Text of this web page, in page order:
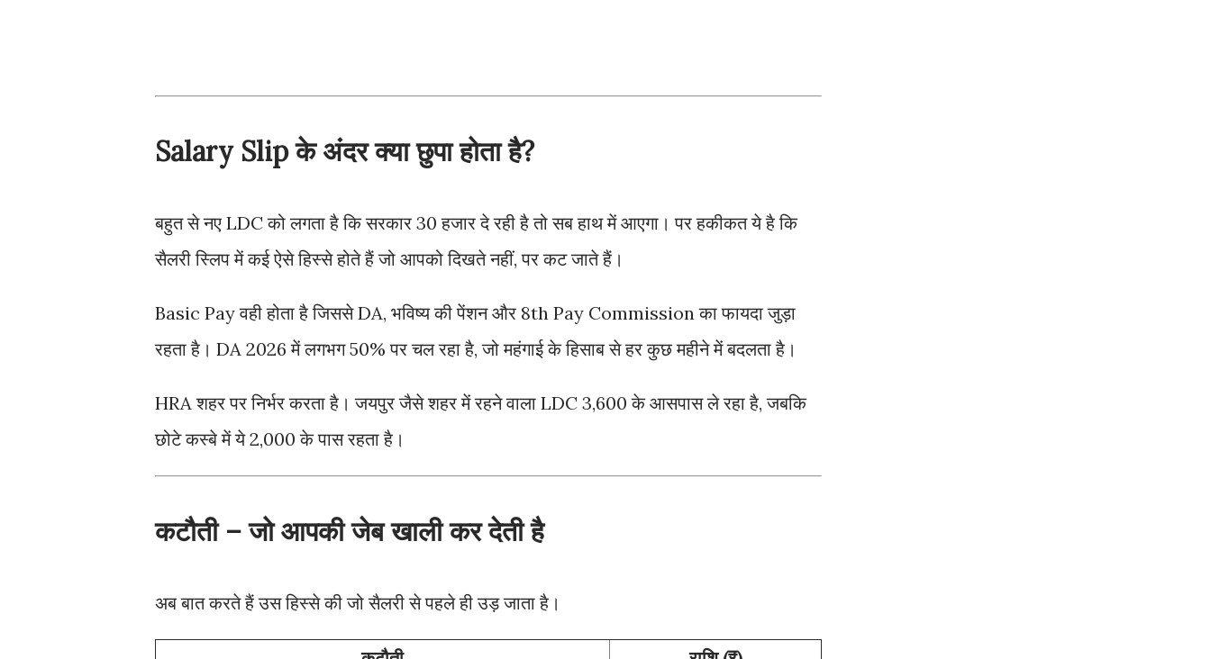
Salary Slip के अंदर क्या छुपा होता है?
बहुत से नए LDC को लगता है कि सरकार 30 हजार दे रही है तो सब हाथ में आएगा। पर हकीकत ये है कि
सैलरी स्लिप में कई ऐसे हिस्से होते हैं जो आपको दिखते नहीं, पर कट जाते हैं।
Basic Pay वही होता है जिससे DA, भविष्य की पेंशन और 8th Pay Commission का फायदा जुड़ा
रहता है। DA 2026 में लगभग 50% पर चल रहा है, जो महंगाई के हिसाब से हर कुछ महीने में बदलता है।
HRA शहर पर निर्भर करता है। जयपुर जैसे शहर में रहने वाला LDC 3,600 के आसपास ले रहा है, जबकि
छोटे कस्बे में ये 2,000 के पास रहता है।
कटौती – जो आपकी जेब खाली कर देती है
अब बात करते हैं उस हिस्से की जो सैलरी से पहले ही उड़ जाता है।